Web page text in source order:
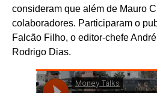
consideram que além de Mauro
colaboradores. Participaram o
Falcão Filho, o editor-chefe
Rodrigo Dias.